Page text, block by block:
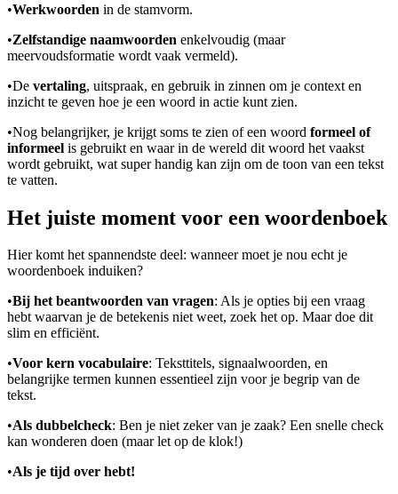
•Werkwoorden in de stamvorm.
•Zelfstandige naamwoorden enkelvoudig (maar
meervoudsformatie wordt vaak vermeld).
•De vertaling, uitspraak, en gebruik in zinnen om je context en
inzicht te geven hoe je een woord in actie kunt zien.
•Nog belangrijker, je krijgt soms te zien of een woord formeel of
informeel is gebruikt en waar in de wereld dit woord het vaakst
wordt gebruikt, wat super handig kan zijn om de toon van een tekst
te vatten.
Het juiste moment voor een woordenboek
Hier komt het spannendste deel: wanneer moet je nou echt je
woordenboek induiken?
•Bij het beantwoorden van vragen: Als je opties bij een vraag
hebt waarvan je de betekenis niet weet, zoek het op. Maar doe dit
slim en efficiënt.
•Voor kern vocabulaire: Teksttitels, signaalwoorden, en
belangrijke termen kunnen essentieel zijn voor je begrip van de
tekst.
•Als dubbelcheck: Ben je niet zeker van je zaak? Een snelle check
kan wonderen doen (maar let op de klok!)
•Als je tijd over hebt!